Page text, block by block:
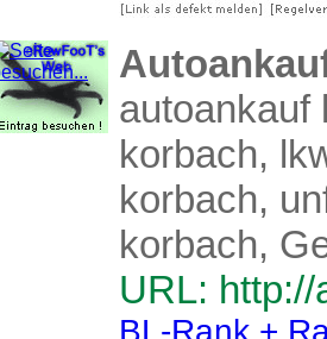
autoankauf
korbach,
korbach,
korbach,
URL:
BL-Rank +